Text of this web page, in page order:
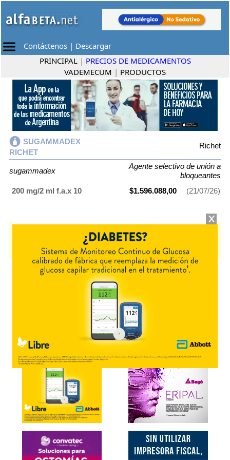
Contáctenos | Descargar
PRINCIPAL | PRECIOS DE MEDICAMENTOS
VADEMECUM | PRODUCTOS
SUGAMMADEX
RICHET
Richet
sugammadex
Agente selectivo de unión a
bloqueantes
200 mg/2 ml f.a.x 10
$1.596.088,00 (21/07/26)
contienesugammadex
Agente selectivo de unión a bloqueantes . Es producido por
cuenta con 1 presentación disponible.
Explorar más
Otros productos consugammadex
Otros productos deRichet